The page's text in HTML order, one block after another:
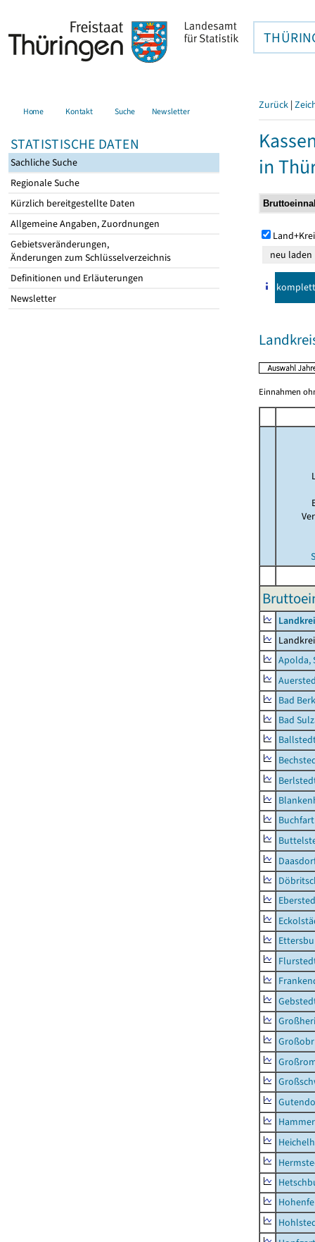
Home Kontakt Suche Newsletter
STATISTISCHE DATEN
Sachliche Suche
Regionale Suche
Kürzlich bereitgestellte Daten
Allgemeine Angaben, Zuordnungen
Gebietsveränderungen,
Änderungen zum Schlüsselverzeichnis
Definitionen und Erläuterungen
Newsletter
Zurück |
in
komplett
Einnahmen
Apolda,
Bad
Bad
Buchfart